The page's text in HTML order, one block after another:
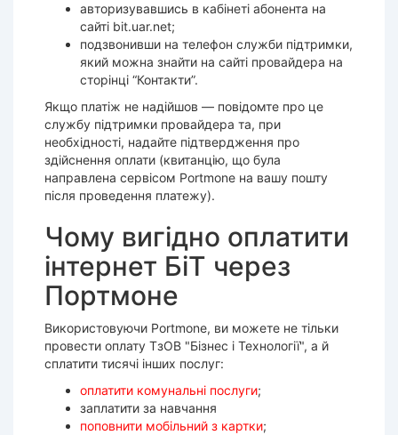
авторизувавшись в кабінеті абонента на
сайті bit.uar.net;
подзвонивши на телефон служби підтримки,
який можна знайти на сайті провайдера на
сторінці “Контакти”.
Якщо платіж не надійшов — повідомте про це
службу підтримки провайдера та, при
необхідності, надайте підтвердження про
здійснення оплати (квитанцію, що була
направлена сервісом Portmone на вашу пошту
після проведення платежу).
Чому вигідно оплатити
інтернет БіТ через
Портмоне
Використовуючи Portmone, ви можете не тільки
провести оплату ТзОВ "Бізнес і Технології", а й
сплатити тисячі інших послуг:
оплатити комунальні послуги;
заплатити за навчання
поповнити мобільний з картки;